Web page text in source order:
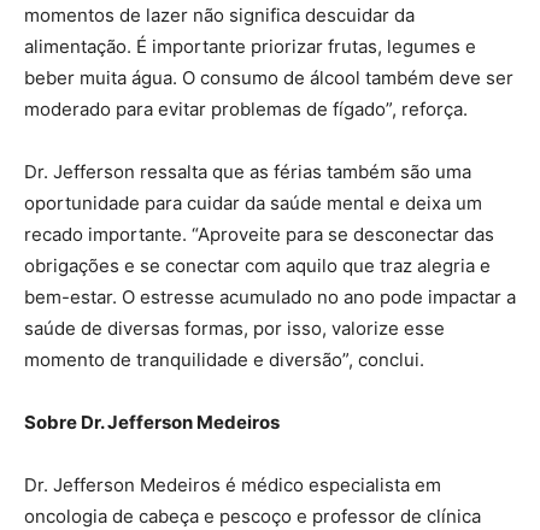
momentos de lazer não significa descuidar da
alimentação. É importante priorizar frutas, legumes e
beber muita água. O consumo de álcool também deve ser
moderado para evitar problemas de fígado”, reforça.
Dr. Jefferson ressalta que as férias também são uma
oportunidade para cuidar da saúde mental e deixa um
recado importante. “Aproveite para se desconectar das
obrigações e se conectar com aquilo que traz alegria e
bem-estar. O estresse acumulado no ano pode impactar a
saúde de diversas formas, por isso, valorize esse
momento de tranquilidade e diversão”, conclui.
Sobre Dr. Jefferson Medeiros
Dr. Jefferson Medeiros é médico especialista em
oncologia de cabeça e pescoço e professor de clínica